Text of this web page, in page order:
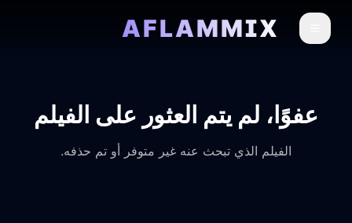
AFLAMMIX
عفوًا، لم يتم العثور على الفيلم
الفيلم الذي تبحث عنه غير متوفر أو تم حذفه.